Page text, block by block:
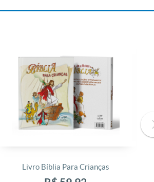
Livro Bíblia Para Crianças